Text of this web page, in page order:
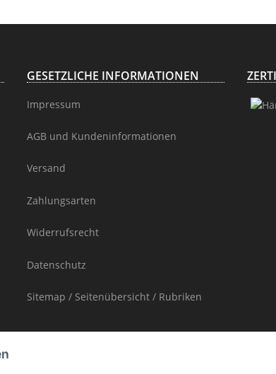
GESETZLICHE INFORMATIONEN
Impressum
AGB und Kundeninformationen
Versand
Zahlungsarten
Widerrufsrecht
Datenschutz
Sitemap / Seitenübersicht / Rubriken